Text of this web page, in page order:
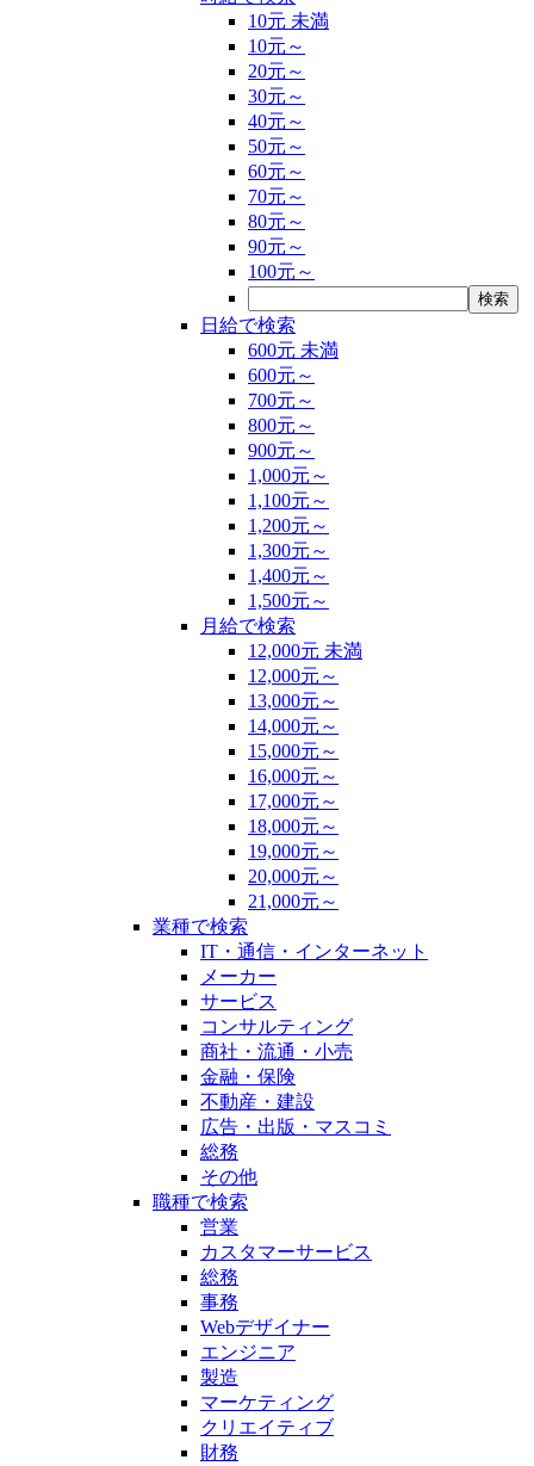
10元 未満
10元～
20元～
30元～
40元～
50元～
60元～
70元～
80元～
90元～
100元～
日給で検索
600元 未満
600元～
700元～
800元～
900元～
1,000元～
1,100元～
1,200元～
1,300元～
1,400元～
1,500元～
月給で検索
12,000元 未満
12,000元～
13,000元～
14,000元～
15,000元～
16,000元～
17,000元～
18,000元～
19,000元～
20,000元～
21,000元～
業種で検索
IT・通信・インターネット
メーカー
サービス
コンサルティング
商社・流通・小売
金融・保険
不動産・建設
広告・出版・マスコミ
総務
その他
職種で検索
営業
カスタマーサービス
総務
事務
Webデザイナー
エンジニア
製造
マーケティング
クリエイティブ
財務